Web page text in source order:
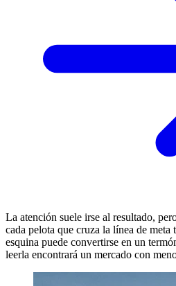
La atención suele irse al resultado,
cada pelota que cruza la línea de meta
esquina puede convertirse en un
leerla encontrará un mercado con